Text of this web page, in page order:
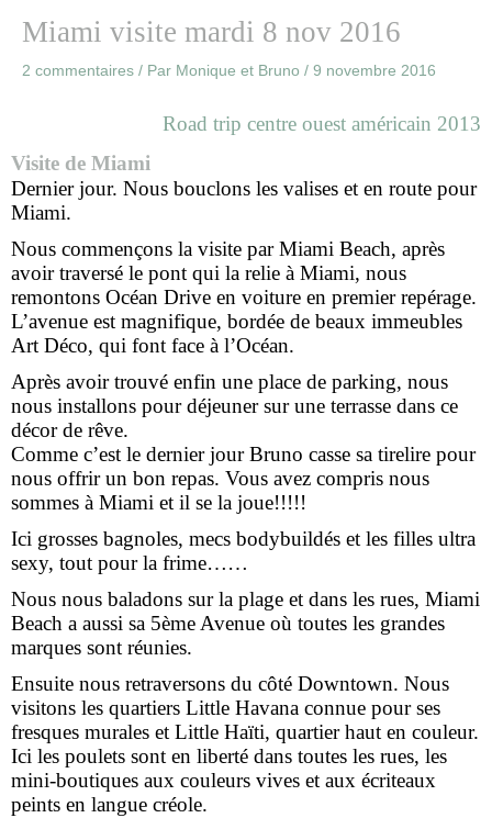
Miami visite mardi 8 nov 2016
2 commentaires / Par Monique et Bruno / 9 novembre 2016
Road trip centre ouest américain 2013
Visite de Miami
Dernier jour. Nous bouclons les valises et en route pour
Miami.
Nous commençons la visite par Miami Beach, après
avoir traversé le pont qui la relie à Miami, nous
remontons Océan Drive en voiture en premier repérage.
L’avenue est magnifique, bordée de beaux immeubles
Art Déco, qui font face à l’Océan.
Après avoir trouvé enfin une place de parking, nous
nous installons pour déjeuner sur une terrasse dans ce
décor de rêve.
Comme c’est le dernier jour Bruno casse sa tirelire pour
nous offrir un bon repas. Vous avez compris nous
sommes à Miami et il se la joue!!!!!
Ici grosses bagnoles, mecs bodybuildés et les filles ultra
sexy, tout pour la frime……
Nous nous baladons sur la plage et dans les rues, Miami
Beach a aussi sa 5ème Avenue où toutes les grandes
marques sont réunies.
Ensuite nous retraversons du côté Downtown. Nous
visitons les quartiers Little Havana connue pour ses
fresques murales et Little Haïti, quartier haut en couleur.
Ici les poulets sont en liberté dans toutes les rues, les
mini-boutiques aux couleurs vives et aux écriteaux
peints en langue créole.